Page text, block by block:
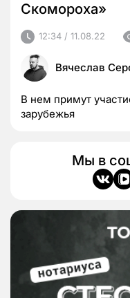
Скомороха»
12:34 / 11.08.22
Вячеслав
В нем примут
зарубежья
Мы в